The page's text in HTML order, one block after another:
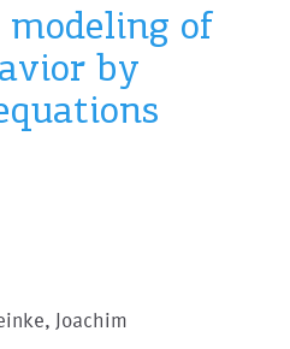
of
by
Joachim